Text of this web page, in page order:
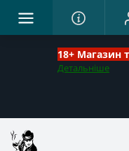
18+ Магазин
Детальніше